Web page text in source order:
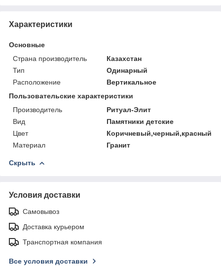
Характеристики
Основные
Страна производитель
Казахстан
Тип
Одинарный
Расположение
Вертикальное
Пользовательские характеристики
Производитель
Ритуал-Элит
Вид
Памятники детские
Цвет
Коричневый,черный,красный
Материал
Гранит
Скрыть
Условия доставки
Самовывоз
Доставка курьером
Транспортная компания
Все условия доставки